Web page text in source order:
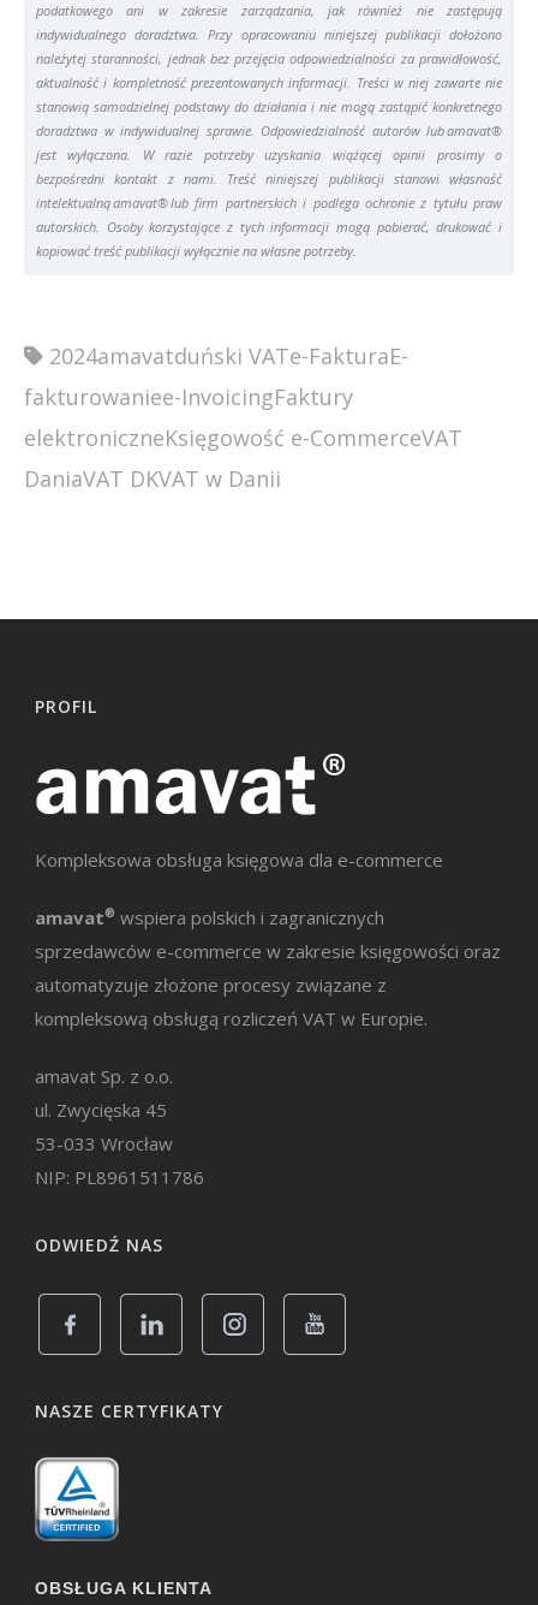
podatkowego ani w zakresie zarządzania, jak również nie zastępują
indywidualnego doradztwa. Przy opracowaniu niniejszej publikacji dołożono
należytej staranności, jednak bez przejęcia odpowiedzialności za prawidłowość,
aktualność i kompletność prezentowanych informacji. Treści w niej zawarte nie
stanowią samodzielnej podstawy do działania i nie mogą zastąpić konkretnego
doradztwa w indywidualnej sprawie. Odpowiedzialność autorów lub amavat®
jest wyłączona. W razie potrzeby uzyskania wiążącej opinii prosimy o
bezpośredni kontakt z nami. Treść niniejszej publikacji stanowi własność
intelektualną amavat® lub firm partnerskich i podlega ochronie z tytułu praw
autorskich. Osoby korzystające z tych informacji mogą pobierać, drukować i
kopiować treść publikacji wyłącznie na własne potrzeby.
2024amavatduński VATe-FakturaE-
fakturowaniee-InvoicingFaktury
elektroniczneKsięgowość e-CommerceVAT
DaniaVAT DKVAT w Danii
PROFIL
Kompleksowa obsługa księgowa dla e-commerce
amavat® wspiera polskich i zagranicznych
sprzedawców e-commerce w zakresie księgowości oraz
automatyzuje złożone procesy związane z
kompleksową obsługą rozliczeń VAT w Europie.
amavat Sp. z o.o.
ul. Zwycięska 45
53-033 Wrocław
NIP: PL8961511786
ODWIEDŹ NAS
NASZE CERTYFIKATY
OBSŁUGA KLIENTA